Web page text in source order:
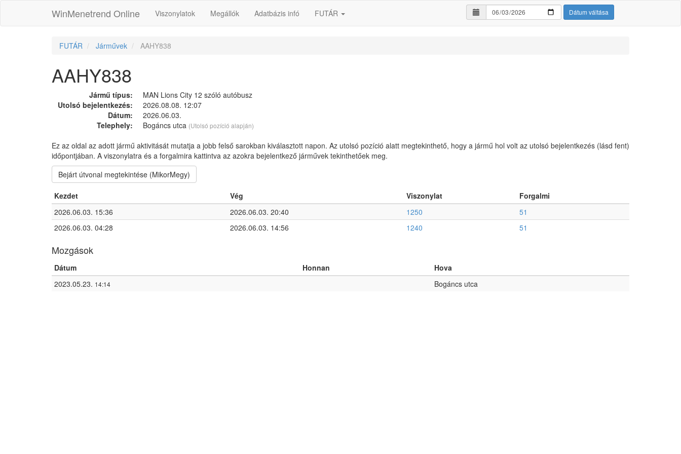
WinMenetrend Online Viszonylatok Megállók Adatbázis infó FUTÁR Dátum váltása
FUTÁR Járművek AAHY838
AAHY838
Jármű típus:
MAN Lions City 12 szóló autóbusz
Utolsó bejelentkezés:
2026.08.08. 12:07
Dátum:
2026.06.03.
Telephely:
Bogáncs utca (Utolsó pozíció alapján)
Ez az oldal az adott jármű aktivitását mutatja a jobb felső sarokban kiválasztott napon. Az utolsó pozíció alatt megtekinthető, hogy a jármű hol volt az utolsó bejelentkezés (lásd fent)
időpontjában. A viszonylatra és a forgalmira kattintva az azokra bejelentkező járművek tekinthetőek meg.
Bejárt útvonal megtekintése (MikorMegy)
Kezdet Vég Viszonylat
Forgalmi
2026.06.03. 15:36
2026.06.03. 20:40 1250
51
2026.06.03. 04:28
2026.06.03. 14:56 1240 51
Mozgások
Dátum Honnan
Hova
2023.05.23. 14:14 Bogáncs utca